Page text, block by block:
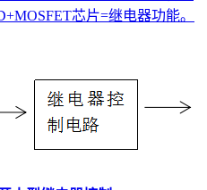
芯片=继电器功能。